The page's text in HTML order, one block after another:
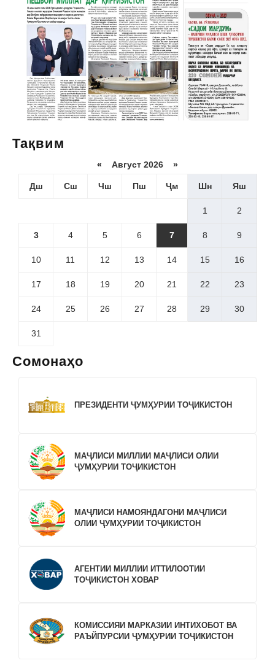
Тақвим
« Август 2026 »
Дш Сш Чш Пш Ҷм Шн Яш
1 2
3 4 5 6 7 8 9
10 11 12 13 14 15 16
17 18 19 20 21 22 23
24 25 26 27 28 29 30
31
Сомонаҳо
ПРЕЗИДЕНТИ ҶУМҲУРИИ ТОҶИКИСТОН
МАҶЛИСИ МИЛЛИИ МАҶЛИСИ ОЛИИ
ҶУМҲУРИИ ТОҶИКИСТОН
МАҶЛИСИ НАМОЯНДАГОНИ МАҶЛИСИ
ОЛИИ ҶУМҲУРИИ ТОҶИКИСТОН
АГЕНТИИ МИЛЛИИ ИТТИЛООТИИ
ТОҶИКИСТОН ХОВАР
КОМИССИЯИ МАРКАЗИИ ИНТИХОБОТ ВА
РАЪЙПУРСИИ ҶУМҲУРИИ ТОҶИКИСТОН